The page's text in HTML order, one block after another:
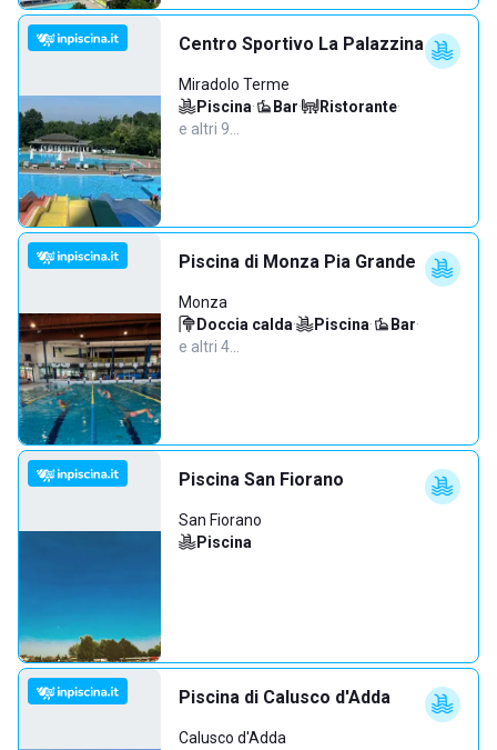
Centro Sportivo La Palazzina
Miradolo Terme
Piscina· Bar· Ristorante·
e altri 9…
Piscina di Monza Pia Grande
Monza
Doccia calda· Piscina· Bar·
e altri 4…
Piscina San Fiorano
San Fiorano
Piscina
Piscina di Calusco d'Adda
Calusco d'Adda